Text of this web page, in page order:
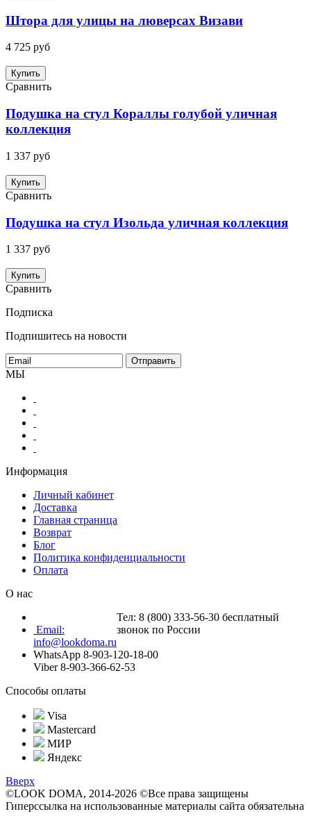
Штора для улицы на люверсах Визави
4 725 руб
Купить
Сравнить
Подушка на стул Кораллы голубой уличная
коллекция
1 337 руб
Купить
Сравнить
Подушка на стул Изольда уличная коллекция
1 337 руб
Купить
Сравнить
Подписка
Подпишитесь на новости
МЫ
Информация
Личный кабинет
Доставка
Главная страница
Возврат
Блог
Политика конфиденциальности
Оплата
О нас
Тел: 8 (800) 333-56-30 бесплатный
звонок по России
Email:
info@lookdoma.ru
WhatsApp 8-903-120-18-00
Viber 8-903-366-62-53
Способы оплаты
Visa
Mastercard
МИР
Яндекс
Вверх
©LOOK DOMA, 2014-2026 ©Все права защищены
Гиперссылка на использованные материалы сайта обязательна